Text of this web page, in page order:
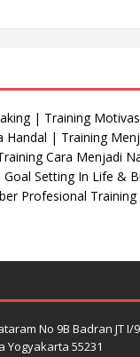
| Training
Handal | Training
Cara Menjadi
Setting In Life &
Profesional
No 9B Badran JT I/
Yogyakarta 55231